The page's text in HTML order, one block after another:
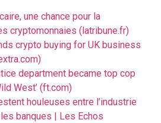
une chance pour la
cryptomonnaies (latribune.fr)
crypto buying for UK business
department became top cop
West’ (ft.com)
houleuses entre l’industrie
banques | Les Echos